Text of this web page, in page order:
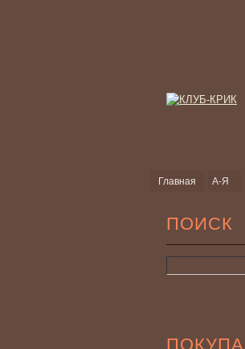
Главная А-Я
ПОИСК